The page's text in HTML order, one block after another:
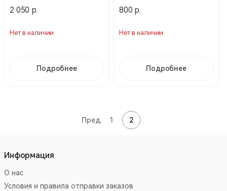
2 050 р.
Нет в наличии
Подробнее
800 р.
Нет в наличии
Подробнее
Пред. 1 2
Информация
О нас
Условия и правила отправки заказов